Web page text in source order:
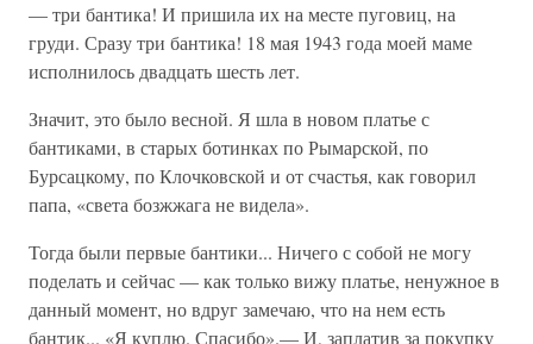
— три бантика! И пришила их на месте пуговиц, на
груди. Сразу три бантика! 18 мая 1943 года моей маме
исполнилось двадцать шесть лет.
Значит, это было весной. Я шла в новом платье с
бантиками, в старых ботинках по Рымарской, по
Бурсацкому, по Клочковской и от счастья, как говорил
папа, «света бозжжага не видела».
Тогда были первые бантики... Ничего с собой не могу
поделать и сейчас — как только вижу платье, ненужное в
данный момент, но вдруг замечаю, что на нем есть
бантик... «Я куплю. Спасибо».— И, заплатив за покупку